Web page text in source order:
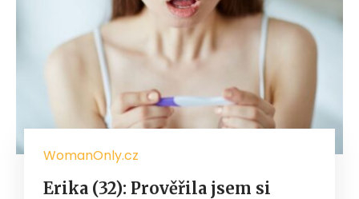
WomanOnly.cz
Erika (32): Prověřila jsem si